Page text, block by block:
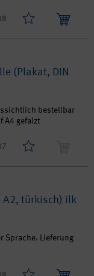
(Plakat, DIN
bestellbar
A4 gefalzt
A2, türkisch) ilk
Sprache. Lieferung